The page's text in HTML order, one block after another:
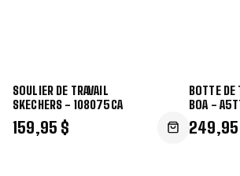
SOULIER DE TRAVAIL
SKECHERS - 108075CA
159,95 $
BOTTE DE
BOA -
249,95